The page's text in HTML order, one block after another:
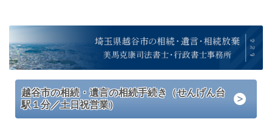
越谷市の相続・遺言の相続手続き（せんげん台
駅１分／土日祝営業）